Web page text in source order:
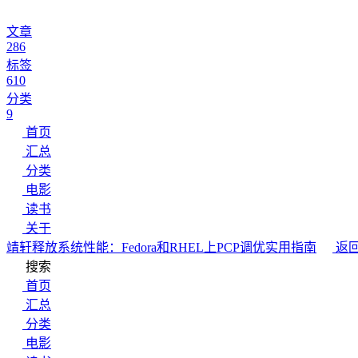
文章
286
标签
610
分类
9
首页
汇总
分类
电影
读书
关于
靖轩释放系统性能：Fedora和RHEL上PCP调优实用指南
返
搜索
首页
汇总
分类
电影